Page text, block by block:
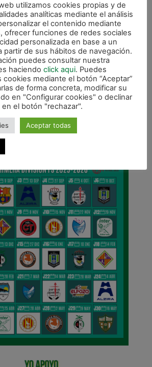
El Infantil femenino vive una fantástica experiencia en Zaragoza
DE LIGA
utilizamos cookies propias y de
analíticas mediante el análisis
el contenido mediante
ofrecer funciones de redes sociales
personalizada en base a un
partir de sus hábitos de navegación.
puedes consultar nuestra
haciendo click aqui. Puedes
cookies mediante el botón “Aceptar”
de forma concreta, modificar su
en "Configurar cookies" o declinar
el botón "rechazar".
Aceptar todas